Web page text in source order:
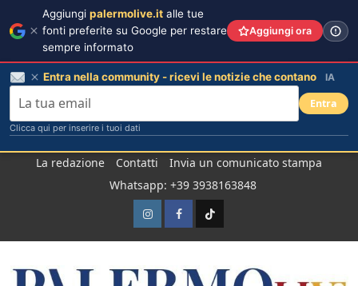
La redazione Contatti
Invia un comunicato stampa
Whatsapp: +39 3938163848
InstagramFacebook
TikTok
Aggiungi palermolive.it alle tue
fonti preferite su Google per restare
sempre informato
Aggiungi ora
Entra nella community - ricevi le notizie che contano IA
Entra
Clicca qui per inserire i tuoi dati